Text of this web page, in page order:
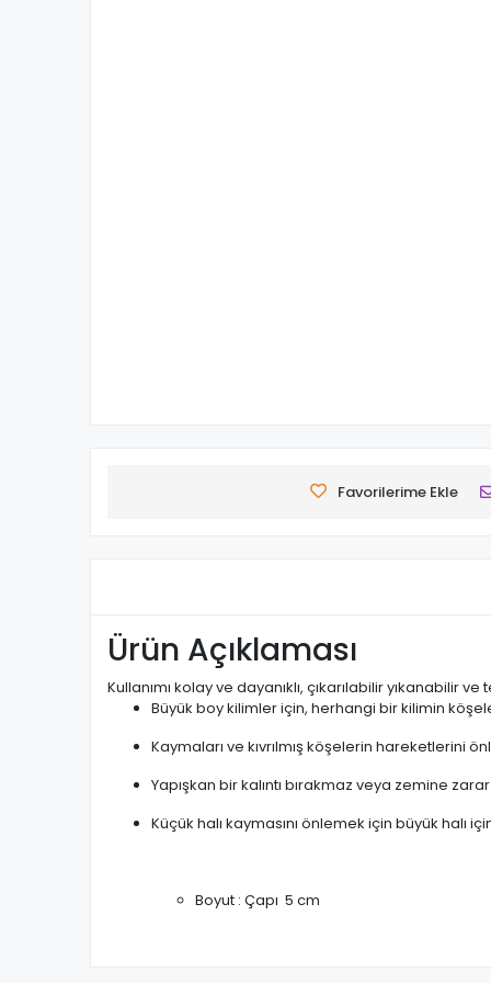
Favorilerime Ekle
Ürün Açıklaması
Kullanımı kolay ve dayanıklı, çıkarılabilir yıkanabilir
Büyük boy kilimler için, herhangi bir kilimin
Kaymaları ve kıvrılmış köşelerin hareketlerini
Yapışkan bir kalıntı bırakmaz veya zemine
Küçük halı kaymasını önlemek için büyük halı
Boyut : Çapı 5 cm